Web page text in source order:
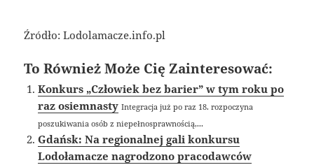
Źródło: Lodolamacze.info.pl
To Również Może Cię Zainteresować:
Konkurs „Człowiek bez barier” w tym roku po
raz osiemnasty Integracja już po raz 18. rozpoczyna
poszukiwania osób z niepełnosprawnością,...
Gdańsk: Na regionalnej gali konkursu
Lodołamacze nagrodzono pracodawców